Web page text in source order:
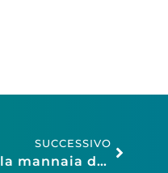
SUCCESSIVO
Fiducia: Confesercenti, ancora in calo. Pesa anche la mannaia dei dazi di Trump